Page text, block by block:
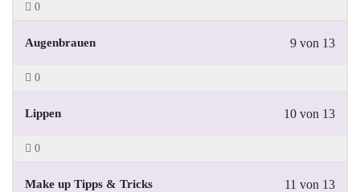
0
9 von 13
Augenbrauen
0
10 von 13
Lippen
0
11 von 13
Make up Tipps & Tricks